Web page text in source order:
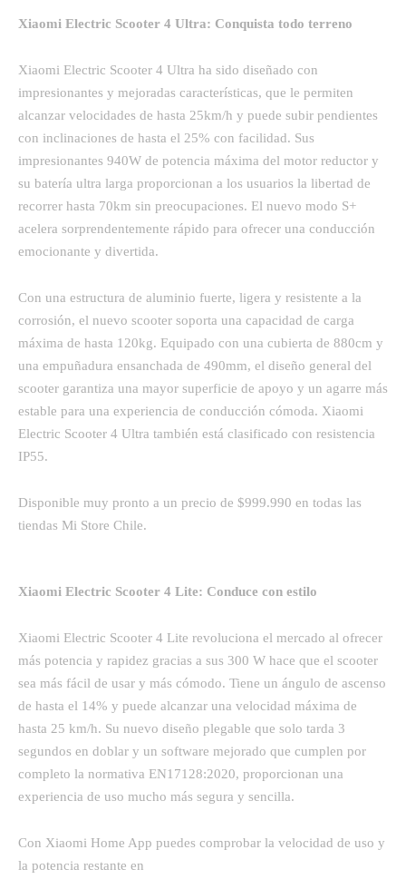
Xiaomi Electric Scooter 4 Ultra: Conquista todo terreno
Xiaomi Electric Scooter 4 Ultra ha sido diseñado con
impresionantes y mejoradas características, que le permiten
alcanzar velocidades de hasta 25km/h y puede subir pendientes
con inclinaciones de hasta el 25% con facilidad. Sus
impresionantes 940W de potencia máxima del motor reductor y
su batería ultra larga proporcionan a los usuarios la libertad de
recorrer hasta 70km sin preocupaciones. El nuevo modo S+
acelera sorprendentemente rápido para ofrecer una conducción
emocionante y divertida.
Con una estructura de aluminio fuerte, ligera y resistente a la
corrosión, el nuevo scooter soporta una capacidad de carga
máxima de hasta 120kg. Equipado con una cubierta de 880cm y
una empuñadura ensanchada de 490mm, el diseño general del
scooter garantiza una mayor superficie de apoyo y un agarre más
estable para una experiencia de conducción cómoda. Xiaomi
Electric Scooter 4 Ultra también está clasificado con resistencia
IP55.
Disponible muy pronto a un precio de $999.990 en todas las
tiendas Mi Store Chile.
Xiaomi Electric Scooter 4 Lite: Conduce con estilo
Xiaomi Electric Scooter 4 Lite revoluciona el mercado al ofrecer
más potencia y rapidez gracias a sus 300 W hace que el scooter
sea más fácil de usar y más cómodo. Tiene un ángulo de ascenso
de hasta el 14% y puede alcanzar una velocidad máxima de
hasta 25 km/h. Su nuevo diseño plegable que solo tarda 3
segundos en doblar y un software mejorado que cumplen por
completo la normativa EN17128:2020, proporcionan una
experiencia de uso mucho más segura y sencilla.
Con Xiaomi Home App puedes comprobar la velocidad de uso y
la potencia restante en